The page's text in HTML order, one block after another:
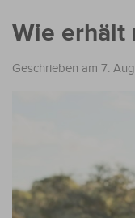
Wie erhält
Geschrieben am 7.